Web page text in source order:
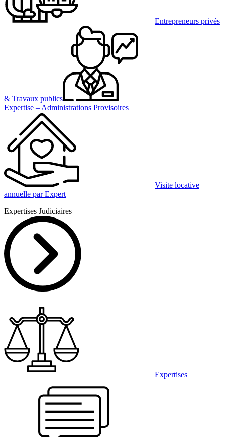
Entrepreneurs privés
& Travaux publics
Expertise – Administrations Provisoires
Visite locative
annuelle par Expert
Expertises Judiciaires
Expertises